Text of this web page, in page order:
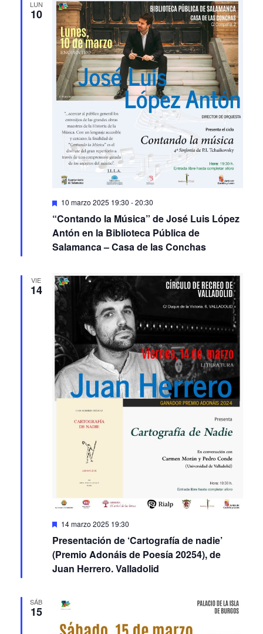
LUN
10
Featured
10 marzo 2025 19:30 -20:30
“Contando la Música” de José Luis López
Antón en la Biblioteca Pública de
Salamanca – Casa de las Conchas
VIE
14
Featured
14 marzo 2025 19:30
Presentación de ‘Cartografía de nadie’
(Premio Adonáis de Poesía 20254), de
Juan Herrero. Valladolid
SÁB
15